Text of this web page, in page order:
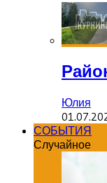
Юлия
СОБЫТИЯ
Случайное